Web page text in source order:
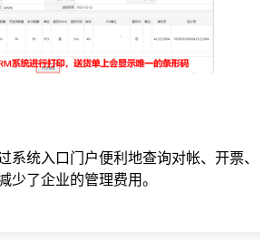
系统入口门户便利地查询对帐、开票、
少了企业的管理费用。